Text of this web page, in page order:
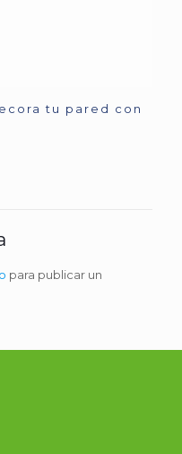
tu pared con
para publicar un